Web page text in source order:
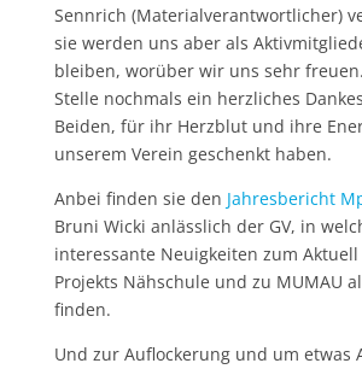
Sennrich (Materialverantwortlicher)
sie werden uns aber als
bleiben, worüber wir uns sehr
Stelle nochmals ein herzliches
Beiden, für ihr Herzblut und ihre
unserem Verein geschenkt haben.
Anbei finden sie den Jahresbericht
Bruni Wicki anlässlich der GV, in
interessante Neuigkeiten zum Aktuell
Projekts Nähschule und zu MUMAU
finden.
Und zur Auflockerung und um etwas